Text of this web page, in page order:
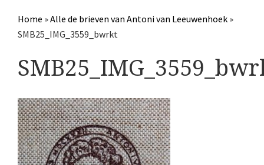
Overige optische instrumenten
Elektrische meetapparatuur
Boeken
Divers
Makers
Images
Home »Alle de brieven van Antoni van Leeuwenhoek »
SMB25_IMG_3559_bwrkt